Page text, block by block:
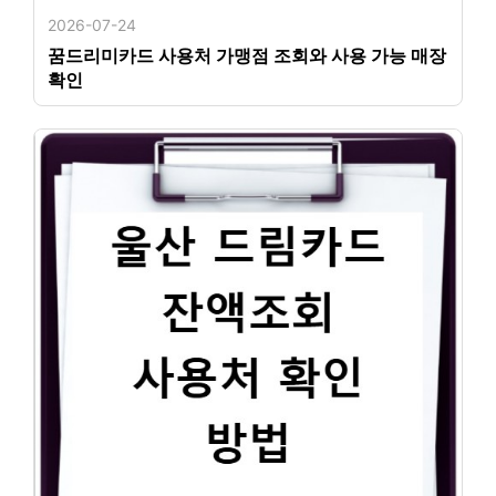
2026-07-24
꿈드리미카드 사용처 가맹점 조회와 사용 가능 매장
확인